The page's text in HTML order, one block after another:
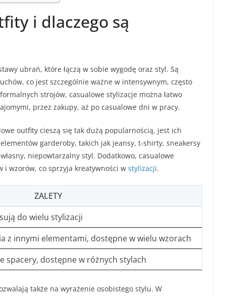
i dlaczego są
ubrań, które łączą w sobie wygodę oraz styl. Są
co jest szczególnie ważne w intensywnym, często
strojów, casualowe stylizacje można łatwo
przez zakupy, aż po casualowe dni w pracy.
outfity cieszą się tak dużą popularnością, jest ich
garderoby, takich jak jeansy, t-shirty, sneakersy
niepowtarzalny styl. Dodatkowo, casualowe
i wzorów, co sprzyja kreatywności w stylizacji.
ZALETY
do wielu stylizacji
z innymi elementami, dostępne w wielu wzorach
spacery, dostępne w różnych stylach
także na wyrażenie osobistego stylu. W